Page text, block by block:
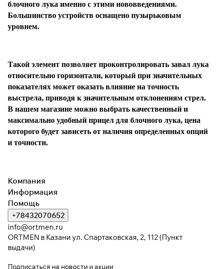
блочного лука именно с этими нововведениями.
Большинство устройств оснащено пузырьковым
уровнем.
Такой элемент позволяет проконтролировать завал лука
относительно горизонтали, который при значительных
показателях может оказать влияние на точность
выстрела, приводя к значительным отклонениям стрел.
В нашем магазине можно выбрать качественный и
максимально удобный прицел для блочного лука, цена
которого будет зависеть от наличия определенных опций
и точности.
Компания
Информация
Помощь
+78432070652
info@ortmen.ru
ORTMEN в Казани ул. Спартаковская, 2, 112 (Пункт
выдачи)
Подписаться на новости и акции